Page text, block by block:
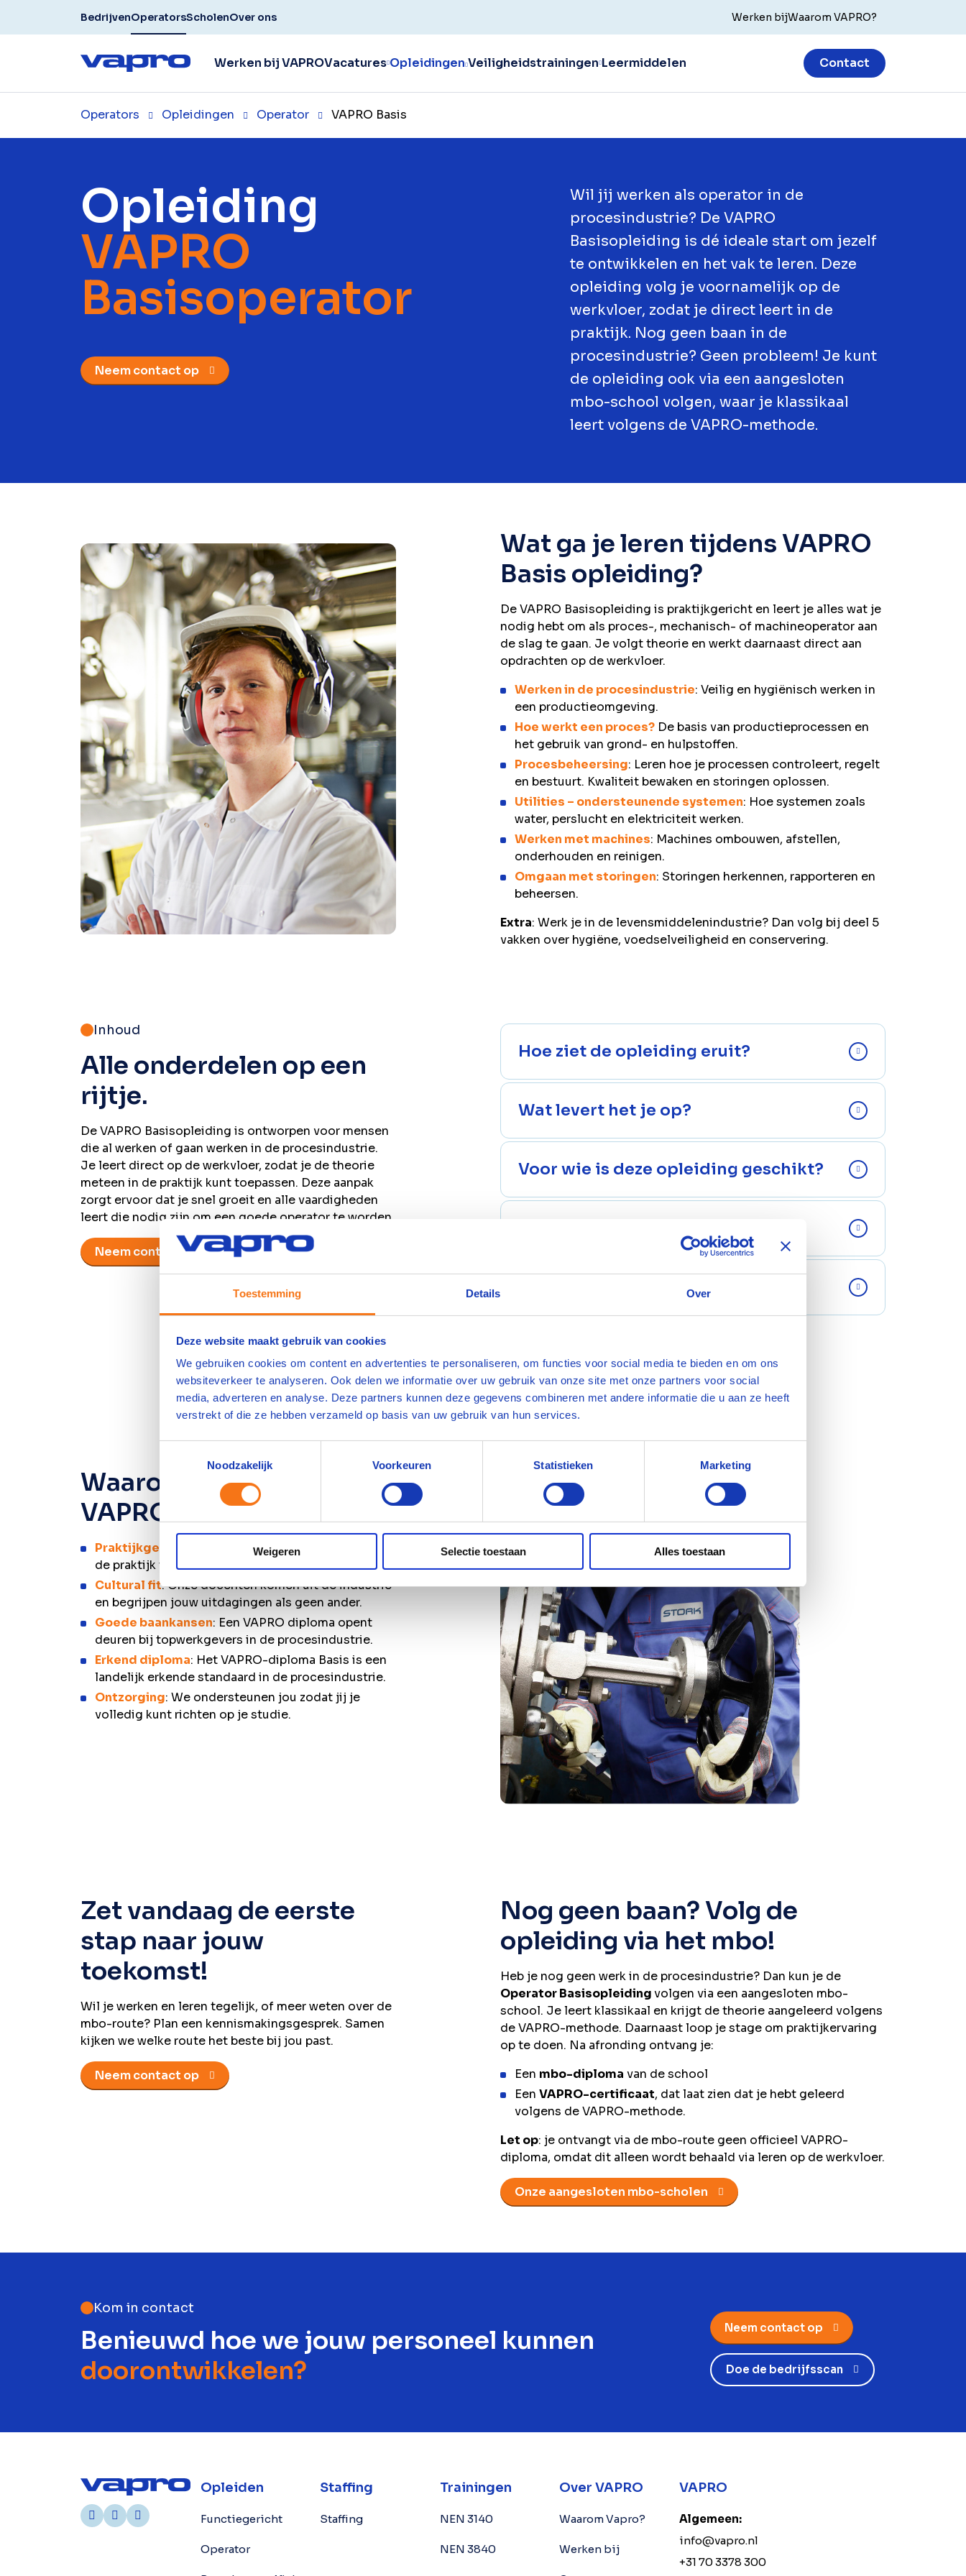
Toestemming Details Over
Deze website maakt gebruik van cookies
We gebruiken cookies om content en advertenties te personaliseren, om functies voor social media te bieden en om ons
websiteverkeer te analyseren. Ook delen we informatie over uw gebruik van onze site met onze partners voor social
media, adverteren en analyse. Deze partners kunnen deze gegevens combineren met andere informatie die u aan ze heeft
verstrekt of die ze hebben verzameld op basis van uw gebruik van hun services.
Noodzakelijk
Voorkeuren Statistieken Marketing
Weigeren Selectie toestaan Alles toestaan
BedrijvenOperators
Werken bij VAPROVacatures Opleidingen Veiligheidstrainingen Leermiddelen
ScholenOver ons Werken bijWaarom VAPRO?
Contact
Opleiding
VAPRO
Basisoperator
Neem contact op
Wil jij werken als operator in de
procesindustrie? De VAPRO
Basisopleiding is dé ideale start om jezelf
te ontwikkelen en het vak te leren. Deze
opleiding volg je voornamelijk op de
werkvloer, zodat je direct leert in de
praktijk. Nog geen baan in de
procesindustrie? Geen probleem! Je kunt
de opleiding ook via een aangesloten
mbo-school volgen, waar je klassikaal
leert volgens de VAPRO-methode.
Operators Opleidingen Operator VAPRO Basis
Wat ga je leren tijdens VAPRO
Basis opleiding?
De VAPRO Basisopleiding is praktijkgericht en leert je alles wat je
nodig hebt om als proces-, mechanisch- of machineoperator aan
de slag te gaan. Je volgt theorie en werkt daarnaast direct aan
opdrachten op de werkvloer.
Werken in de procesindustrie: Veilig en hygiënisch werken in
een productieomgeving.
Hoe werkt een proces?De basis van productieprocessen en
het gebruik van grond- en hulpstoffen.
Procesbeheersing: Leren hoe je processen controleert, regelt
en bestuurt. Kwaliteit bewaken en storingen oplossen.
Utilities – ondersteunende systemen: Hoe systemen zoals
water, perslucht en elektriciteit werken.
Werken met machines: Machines ombouwen, afstellen,
onderhouden en reinigen.
Omgaan met storingen: Storingen herkennen, rapporteren en
beheersen.
Extra: Werk je in de levensmiddelenindustrie? Dan volg bij deel 5
vakken over hygiëne, voedselveiligheid en conservering.
Inhoud
Alle onderdelen op een
rijtje.
De VAPRO Basisopleiding is ontworpen voor mensen
die al werken of gaan werken in de procesindustrie.
Je leert direct op de werkvloer, zodat je de theorie
meteen in de praktijk kunt toepassen. Deze aanpak
zorgt ervoor dat je snel groeit en alle vaardigheden
leert die nodig zijn om een goede operator te worden.
Neem contact op
Hoe ziet de opleiding eruit?
Wat levert het je op?
Voor wie is deze opleiding geschikt?
Waarom kiezen voor
VAPRO Basis?
Praktijkgericht leren
: Alles wat je leert, is direct in
de praktijk toe te passen.
Cultural fit: Onze docenten komen uit de industrie
en begrijpen jouw uitdagingen als geen ander.
Goede baankansen: Een VAPRO diploma opent
deuren bij topwerkgevers in de procesindustrie.
Erkend diploma: Het VAPRO-diploma Basis is een
landelijk erkende standaard in de procesindustrie.
Ontzorging: We ondersteunen jou zodat jij je
volledig kunt richten op je studie.
Zet vandaag de eerste
stap naar jouw
toekomst!
Wil je werken en leren tegelijk, of meer weten over de
mbo-route? Plan een kennismakingsgesprek. Samen
kijken we welke route het beste bij jou past.
Neem contact op
Nog geen baan? Volg de
opleiding via het mbo!
Heb je nog geen werk in de procesindustrie? Dan kun je de
Operator Basisopleidingvolgen via een aangesloten mbo-
school. Je leert klassikaal en krijgt de theorie aangeleerd volgens
de VAPRO-methode. Daarnaast loop je stage om praktijkervaring
op te doen. Na afronding ontvang je:
Een mbo-diploma van de school
Een VAPRO-certificaat, dat laat zien dat je hebt geleerd
volgens de VAPRO-methode.
Let op: je ontvangt via de mbo-route geen officieel VAPRO-
diploma, omdat dit alleen wordt behaald via leren op de werkvloer.
Onze aangesloten mbo-scholen
Kom in contact
Benieuwd hoe we jouw personeel kunnen
doorontwikkelen?
Neem contact op
Doe de bedrijfsscan
Opleiden
Functiegericht
Operator
Staffing
Staffing
Trainingen
NEN 3140
NEN 3840
Over VAPRO
Waarom Vapro?
Werken bij
VAPRO
Algemeen:
info@vapro.nl
+31 70 3378 300